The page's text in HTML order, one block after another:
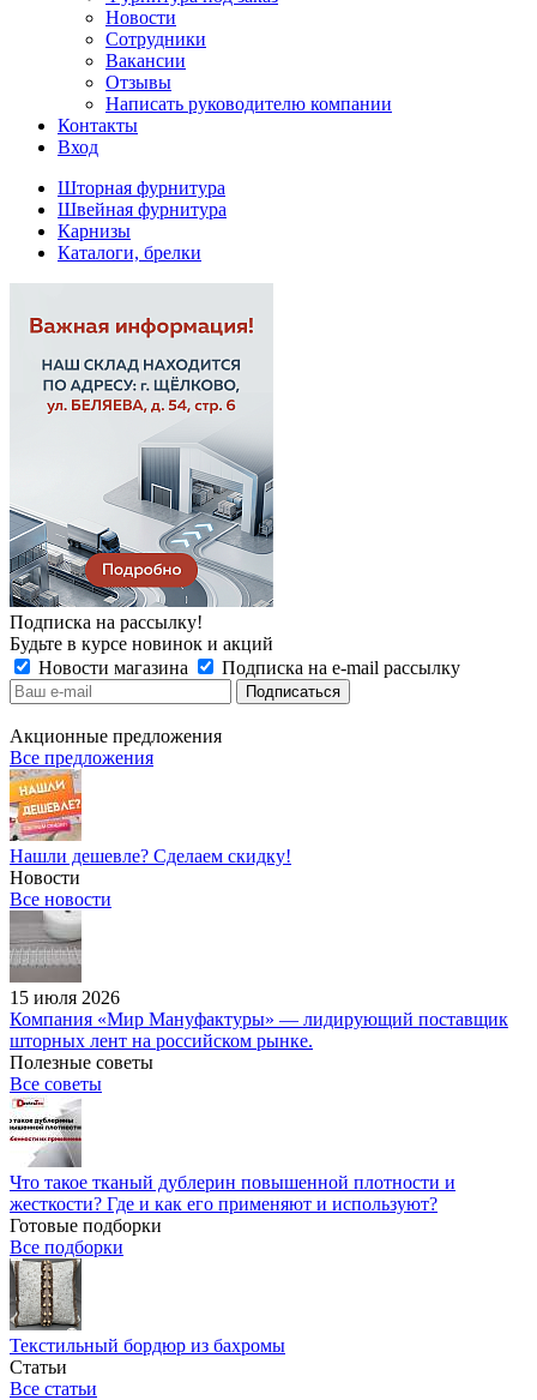
Новости
Сотрудники
Вакансии
Отзывы
Написать руководителю компании
Контакты
Вход
Шторная фурнитура
Швейная фурнитура
Карнизы
Каталоги, брелки
Подписка на рассылку!
Будьте в курсе новинок и акций
Новости магазина
Подписка на e-mail рассылку
Акционные предложения
Все предложения
Нашли дешевле? Сделаем скидку!
Новости
Все новости
15 июля 2026
Компания «Мир Мануфактуры» — лидирующий поставщик
шторных лент на российском рынке.
Полезные советы
Все советы
Что такое тканый дублерин повышенной плотности и
жесткости? Где и как его применяют и используют?
Готовые подборки
Все подборки
Текстильный бордюр из бахромы
Статьи
Все статьи